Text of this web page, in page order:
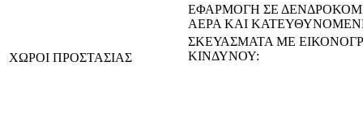
ΧΩΡΟΙ ΠΡΟΣΤΑΣΙΑΣ
ΕΦΑΡΜΟΓΗ ΣΕ
ΑΕΡΑ ΚΑΙ
ΣΚΕΥΑΣΜΑΤΑ ΜΕ
ΚΙΝΔΥΝΟΥ: